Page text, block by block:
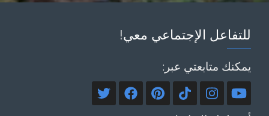
للتفاعل الإجتماعي معي!
يمكنك متابعتي عبر: